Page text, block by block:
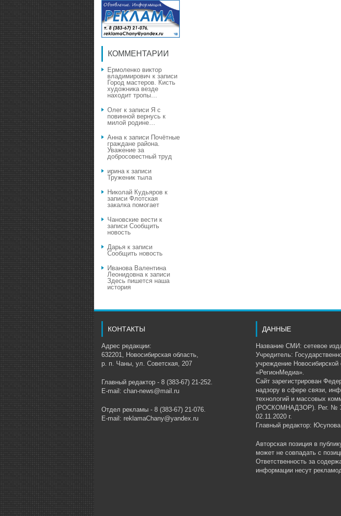
КОММЕНТАРИИ
Ермоленко виктор
владимирович к записи
Город мастеров. Кисть
художника везде
находит тропы…
Олег к записи Я с
повинной вернусь к
милой родине…
Аннак записи Почётные
граждане района.
Уважение за
добросовестный труд
иринак записи
Труженик тыла
Николай Кудьяров к
записи Флотская
закалка помогает
Чановские вести к
записи Сообщить
новость
Дарья к записи
Сообщить новость
Иванова Валентина
Леонидовнак записи
Здесь пишется наша
история
КОНТАКТЫ
Адрес редакции:
632201, Новосибирская область,
р. п. Чаны, ул. Советская, 207
Главный редактор - 8 (383-67) 21-252.
E-mail: chan-news@mail.ru
Отдел рекламы - 8 (383-67) 21-076.
E-mail: reklamaChany@yandex.ru
ДАННЫЕ
Название СМИ: сетевое
Учредитель:
учреждение Новосибирской
«РегионМедиа».
Сайт зарегистрирован
надзору в сфере связи,
технологий и массовых
(РОСКОМНАДЗОР). Рег. №
02.11.2020 г.
Главный редактор:
Авторская позиция в
может не совпадать с
Ответственность за
информации несут